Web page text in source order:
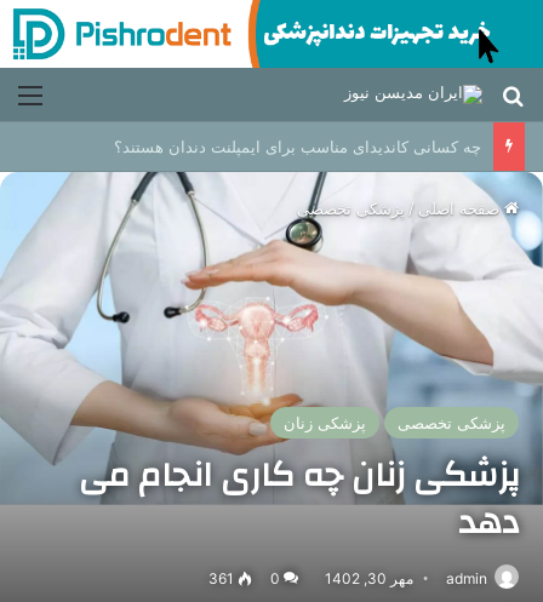
جستجو برای
چه کسانی کاندیدای مناسب برای ایمپلنت دندان هستند؟
صفحه اصلی /پزشکی تخصصی
پزشکی تخصصی پزشکی زنان
پزشکی زنان چه کاری انجام می
دهد
admin مهر 30, 1402 0
361